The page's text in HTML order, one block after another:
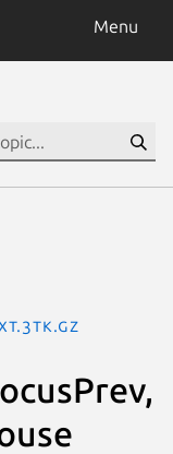
Menu